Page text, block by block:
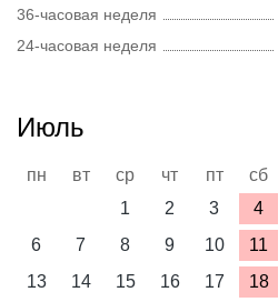
36-часовая неделя
24-часовая неделя
Июль
пн вт ср чт пт сб
1
2 3 4
6
7 8 9 10 11
13
14 15 16 17 18